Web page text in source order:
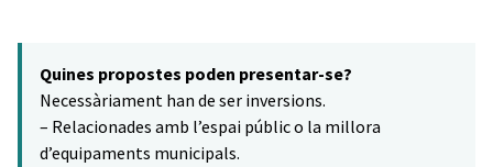
−
Quines propostes poden presentar-se?
Necessàriament han de ser inversions.
– Relacionades amb l’espai públic o la millora
d’equipaments municipals.